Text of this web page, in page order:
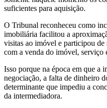
suficientes para aquisição.
O Tribunal reconheceu como
imobiliária facilitou a
visitas ao imóvel e participou
com a venda do imóvel, serviço
Isso porque na época em que a
negociação, a falta de dinheiro
determinante que impediu a
da intermediadora.